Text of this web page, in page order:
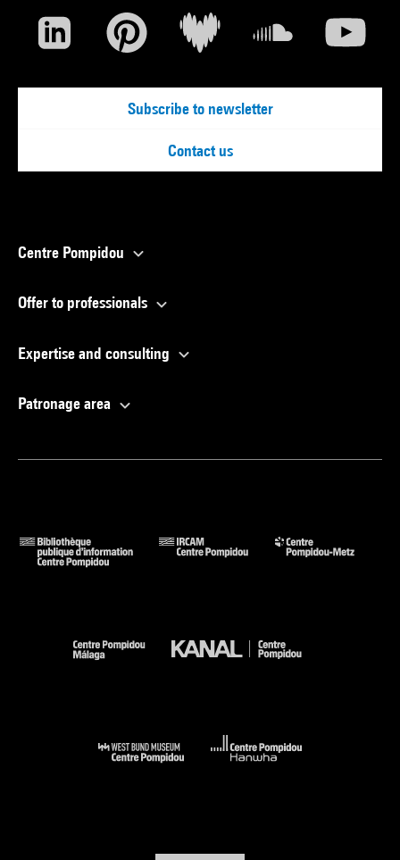
Subscribe to newsletter
Contact us
Centre Pompidou
Offer to professionals
Expertise and consulting
Patronage area